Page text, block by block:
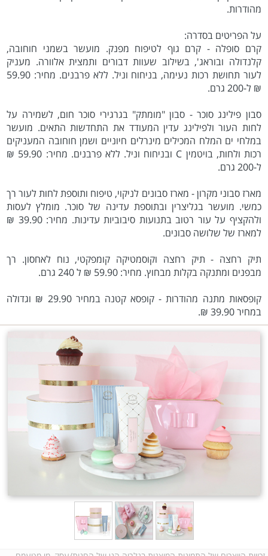
מהודרות.
על הפריטים בסדרה:
קרם סופלה - קרם גוף לטיפוח מפנק. מועשר בשמני חוחובה,
קלנדולה ובוראג', בשילוב שעוות דבורים ותמצית אלוורה. מעניק
לעור תחושת רכות נעימה, בניחוח וניל. ללא פרבנים. מחיר: 59.90
₪ ל-200 גרם.
סבון פילינג סוכר - סבון "מומתק" בגרגירי סוכר חום, לשמירה על
לחות העור ולפילינג עדין המעודד את התחדשות התאים. מועשר
במלחי ים המלח המכילים מינרלים חיוניים ושמן חוחובה המעניקים
רכות ולחות, בויטמין C ובניחוח וניל. ללא פרבנים. מחיר: 59.90 ₪
ל-200 גרם.
מארז סבוני מקרון - מארז סבונים לניקוי, טיפוח ותוספת לחות לעור רך
כמשי. מועשר בגליצרין ובתוספת עדינה של סוכר. מומלץ לעסות
ולהקציף על עור רטוב בתנועות סיבוביות עדינות. מחיר: 39.90 ₪
למארז של שלושה סבונים.
תיק רחצה - תיק רחצה וקוסמטיקה קומפקטי, נוח לאחסון. רך
מבפנים ומתנקה בקלות מבחוץ. מחיר: 59.90 ₪ ל 240 גרם.
קופסאות מתנה מהודרות - קופסא קטנה במחיר 29.90 ₪ וגדולה
במחיר 39.90 ₪.